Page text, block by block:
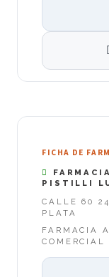
FICHA DE
PISTILLI
CALLE 60
PLATA
FARMACIA
COMERCIAL